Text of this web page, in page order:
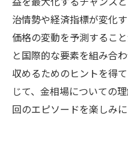
治情勢や経済指標が変化
価格の変動を予測するこ
と国際的な要素を組み合
収めるためのヒントを得
じて、金相場についての
回のエピソードを楽しみに